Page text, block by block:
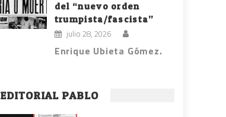
del “nuevo orden
trumpista/fascista”
julio 28, 2026
Enrique Ubieta Gómez.
EDITORIAL PABLO